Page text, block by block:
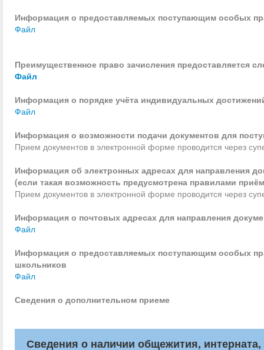
Информация о предоставляемых поступающим особых
Файл
Преимущественное право зачисления предоставляется
Файл
Информация о порядке учёта индивидуальных
Файл
Информация о возможности подачи документов для
Прием документов в электронной форме проводится через
Информация об электронных адресах для направления
(если такая возможность предусмотрена правилами
Прием документов в электронной форме проводится через
Информация о почтовых адресах для направления
Файл
Информация о предоставляемых поступающим особых
школьников
Файл
Сведения о дополнительном приеме
Сведения о наличии общежития,